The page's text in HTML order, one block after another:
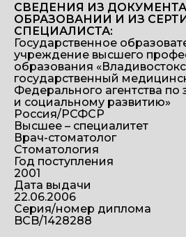
СВЕДЕНИЯ ИЗ
ОБРАЗОВАНИИ И ИЗ
СПЕЦИАЛИСТА:
Государственное
учреждение высшего
образования
государственный
Федерального агентства
и социальному развитию»
Россия/РСФСР
Высшее – специалитет
Врач-стоматолог
Стоматология
Год поступления
2001
Дата выдачи
22.06.2006
Серия/номер диплома
BCB/1428288